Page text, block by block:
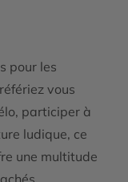
pour les
vous
participer à
ludique, ce
une multitude